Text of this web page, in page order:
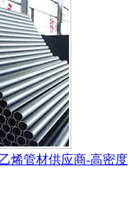
烯管材供应商-高密度